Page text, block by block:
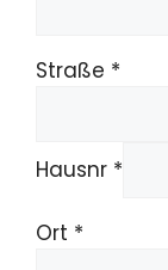
Straße *
Hausnr *
Ort *